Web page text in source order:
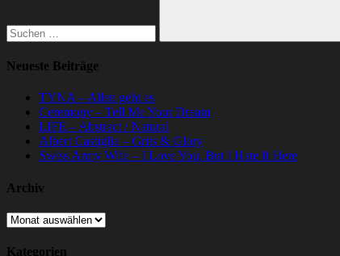
Suchen
Neueste Beiträge
TYNA – Allen geht es
Ceremony – Tell Me Your Dream
LIFE – Abstract / Natural
Albert Castiglia – Grits & Glory
Swiss Army Wife – I Love You, But I Hate It Here
Archiv
Archiv
Kategorien